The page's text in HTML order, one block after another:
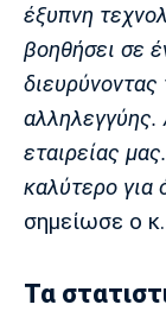
έξυπνη
βοηθήσει σε
αλληλεγγύης.
εταιρείας
καλύτερο για
σημείωσε ο
Τα